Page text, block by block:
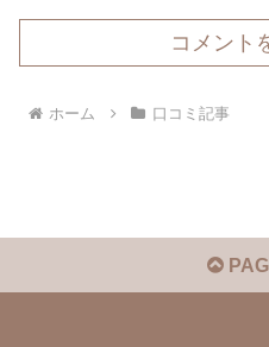
コメント
ホーム 口コミ記事